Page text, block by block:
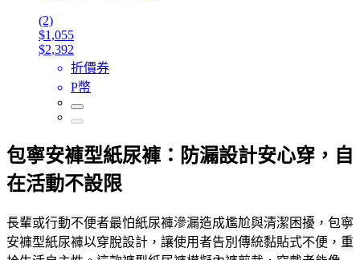
(2)
$1,055
$2,392
折價券
P幣
包寧安褲型紙尿褲：防漏設計安心穿，自
在活動不設限
長輩或行動不便者最怕紙尿褲滲漏造成尷尬與清潔困擾，包寧
安褲型紙尿褲以穿脫設計，讓使用者告別傳統黏貼式不便，重